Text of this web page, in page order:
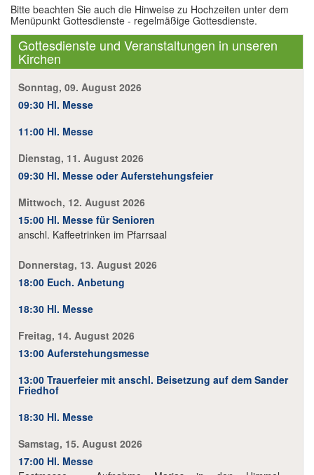
Bitte beachten Sie auch die Hinweise zu Hochzeiten unter dem
Menüpunkt Gottesdienste - regelmäßige Gottesdienste.
Gottesdienste und Veranstaltungen in unseren
Kirchen
Sonntag, 09. August 2026
09:30 Hl. Messe
11:00 Hl. Messe
Dienstag, 11. August 2026
09:30 Hl. Messe oder Auferstehungsfeier
Mittwoch, 12. August 2026
15:00 Hl. Messe für Senioren
anschl. Kaffeetrinken im Pfarrsaal
Donnerstag, 13. August 2026
18:00 Euch. Anbetung
18:30 Hl. Messe
Freitag, 14. August 2026
13:00 Auferstehungsmesse
13:00 Trauerfeier mit anschl. Beisetzung auf dem Sander
Friedhof
18:30 Hl. Messe
Samstag, 15. August 2026
17:00 Hl. Messe